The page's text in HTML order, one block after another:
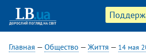
Главная — Общество — Життя — 14 мая